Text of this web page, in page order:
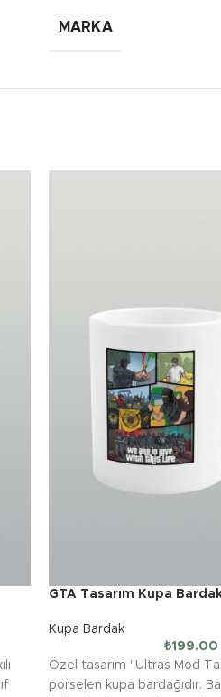
MARKA
GTA Tasarım Kupa
Kupa Bardak
₺199.00
Özel tasarım ''Ultras Mod
porselen kupa bardağıdır.